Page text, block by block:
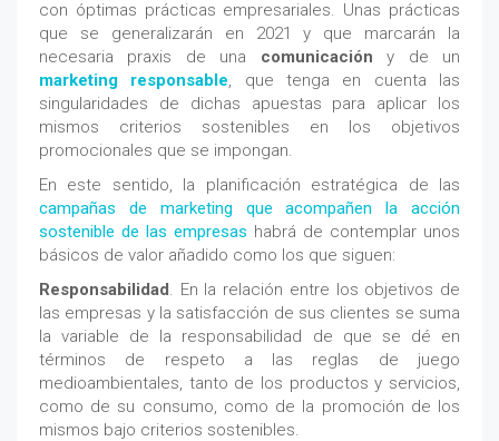
con óptimas prácticas empresariales. Unas prácticas
que se generalizarán en 2021 y que marcarán la
necesaria praxis de una comunicación y de un
marketing responsable , que tenga en cuenta las
singularidades de dichas apuestas para aplicar los
mismos criterios sostenibles en los objetivos
promocionales que se impongan.
En este sentido, la planificación estratégica de las
campañas de marketing que acompañen la acción
sostenible de las empresas habrá de contemplar unos
básicos de valor añadido como los que siguen:
Responsabilidad . En la relación entre los objetivos de
las empresas y la satisfacción de sus clientes se suma
la variable de la responsabilidad de que se dé en
términos de respeto a las reglas de juego
medioambientales, tanto de los productos y servicios,
como de su consumo, como de la promoción de los
mismos bajo criterios sostenibles.